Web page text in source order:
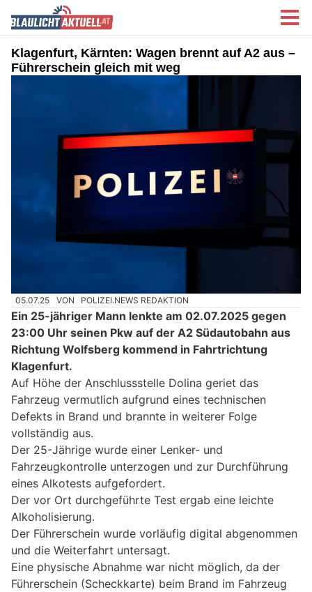
Klagenfurt, Kärnten: Wagen brennt auf A2 aus –
Führerschein gleich mit weg
05.07.25 VON POLIZEI.NEWS REDAKTION
Ein 25-jähriger Mann lenkte am 02.07.2025 gegen
23:00 Uhr seinen Pkw auf der A2 Südautobahn aus
Richtung Wolfsberg kommend in Fahrtrichtung
Klagenfurt.
Auf Höhe der Anschlussstelle Dolina geriet das
Fahrzeug vermutlich aufgrund eines technischen
Defekts in Brand und brannte in weiterer Folge
vollständig aus.
Der 25-Jährige wurde einer Lenker- und
Fahrzeugkontrolle unterzogen und zur Durchführung
eines Alkotests aufgefordert.
Der vor Ort durchgeführte Test ergab eine leichte
Alkoholisierung.
Der Führerschein wurde vorläufig digital abgenommen
und die Weiterfahrt untersagt.
Eine physische Abnahme war nicht möglich, da der
Führerschein (Scheckkarte) beim Brand im Fahrzeug